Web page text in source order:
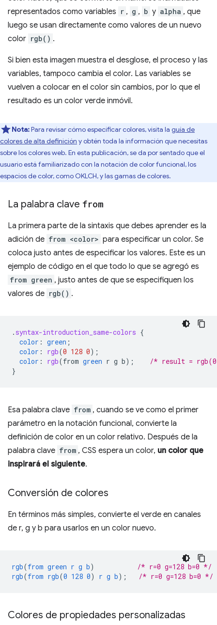
representados como variables r , g , b y alpha , que
luego se usan directamente como valores de un nuevo
color rgb() .
Si bien esta imagen muestra el desglose, el proceso y las
variables, tampoco cambia el color. Las variables se
vuelven a colocar en el color sin cambios, por lo que el
resultado es un color verde inmóvil.
Nota:Para revisar cómo especificar colores, visita la guía de
colores de alta definición y obtén toda la información que necesitas
sobre los colores web. En esta publicación, se da por sentado que el
usuario está familiarizado con la notación de color funcional, los
espacios de color, como OKLCH, y las gamas de colores.
La palabra clave from
La primera parte de la sintaxis que debes aprender es la
adición de from <color> para especificar un color. Se
coloca justo antes de especificar los valores. Este es un
ejemplo de código en el que todo lo que se agregó es
from green , justo antes de que se especifiquen los
valores de rgb() .
. syntax-introduction_same-colors {
color : green ;
color : rgb(0 128 0);
color : rgb(from green r g b);
/* result =
}
Esa palabra clave from , cuando se ve como el primer
parámetro en la notación funcional, convierte la
definición de color en un color relativo. Después de la
palabra clave from , CSS espera un color, un color que
inspirará el siguiente.
Conversión de colores
En términos más simples, convierte el verde en canales
de r, g y b para usarlos en un color nuevo.
rgb(from green r g b)
/* r=0 g=128 b=0 */
rgb(from rgb(0 128 0) r g b); /* r=0 g=128 b=0 */
Colores de propiedades personalizadas